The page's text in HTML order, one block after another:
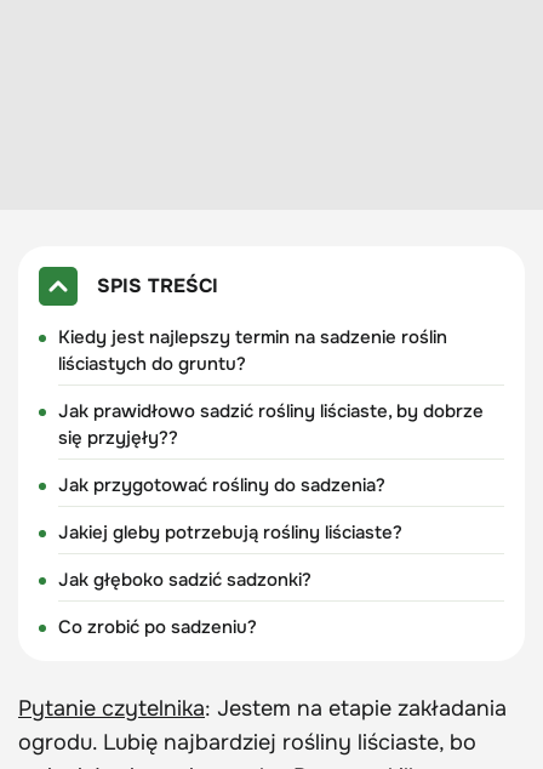
SPIS TREŚCI
Kiedy jest najlepszy termin na sadzenie roślin
liściastych do gruntu?
Jak prawidłowo sadzić rośliny liściaste, by dobrze
się przyjęły??
Jak przygotować rośliny do sadzenia?
Jakiej gleby potrzebują rośliny liściaste?
Jak głęboko sadzić sadzonki?
Co zrobić po sadzeniu?
Pytanie czytelnika: Jestem na etapie zakładania
ogrodu. Lubię najbardziej rośliny liściaste, bo